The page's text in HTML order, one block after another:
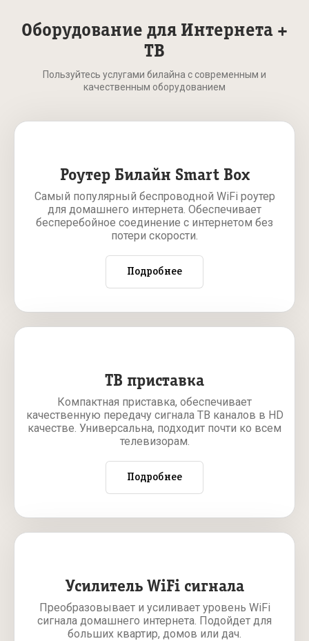
Оборудование для Интернета +
ТВ
Пользуйтесь услугами билайна с современным и
качественным оборудованием
Роутер Билайн Smart Box
Самый популярный беспроводной WiFi роутер
для домашнего интернета. Обеспечивает
бесперебойное соединение с интернетом без
потери скорости.
Подробнее
ТВ приставка
Компактная приставка, обеспечивает
качественную передачу сигнала ТВ каналов в HD
качестве. Универсальна, подходит почти ко всем
телевизорам.
Подробнее
Усилитель WiFi сигнала
Преобразовывает и усиливает уровень WiFi
сигнала домашнего интернета. Подойдет для
больших квартир, домов или дач.